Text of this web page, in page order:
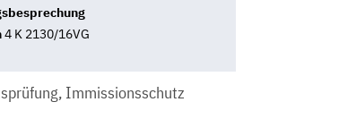
4 K 2130/16VG
Immissionsschutz